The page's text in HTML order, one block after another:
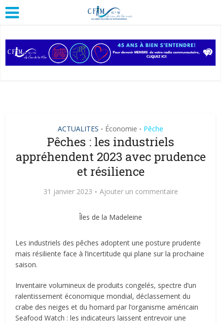
ACTUALITES • Économie • Pêche
Pêches : les industriels
appréhendent 2023 avec prudence
et résilience
31 janvier 2023 Ajouter un commentaire
Îles de la Madeleine
Les industriels des pêches adoptent une posture prudente
mais résiliente face à l’incertitude qui plane sur la prochaine
saison.
Inventaire volumineux de produits congelés, spectre d’un
ralentissement économique mondial, déclassement du
crabe des neiges et du homard par l’organisme américain
Seafood Watch : les indicateurs laissent entrevoir une